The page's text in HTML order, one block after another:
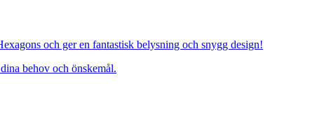
och ger en fantastisk belysning och snygg design!
behov och önskemål.